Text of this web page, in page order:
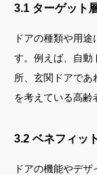
3.1 ターゲット
ドアの種類や用
す。例えば、自動
所、玄関ドアであ
を考えている高齢
3.2 ベネフィッ
ドアの機能やデ